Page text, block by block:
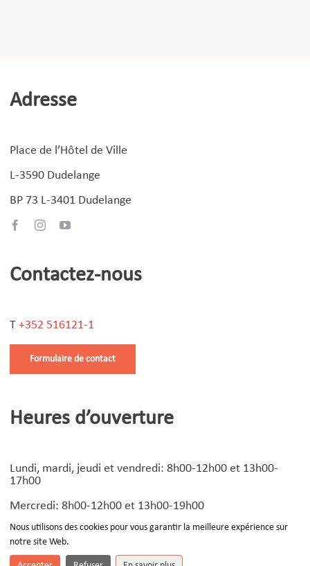
Nous utilisons des cookies pour vous garantir la meilleure expérience sur
notre site Web.
Adresse
Place de l’Hôtel de Ville
L-3590 Dudelange
BP 73 L-3401 Dudelange
Contactez-nous
T +352 516121-1
Formulaire de contact
Heures d’ouverture
Lundi, mardi, jeudi et vendredi: 8h00-12h00 et 13h00-
17h00
Mercredi: 8h00-12h00 et 13h00-19h00
© Copyright2026 | Design byDevoteam Luxembourg